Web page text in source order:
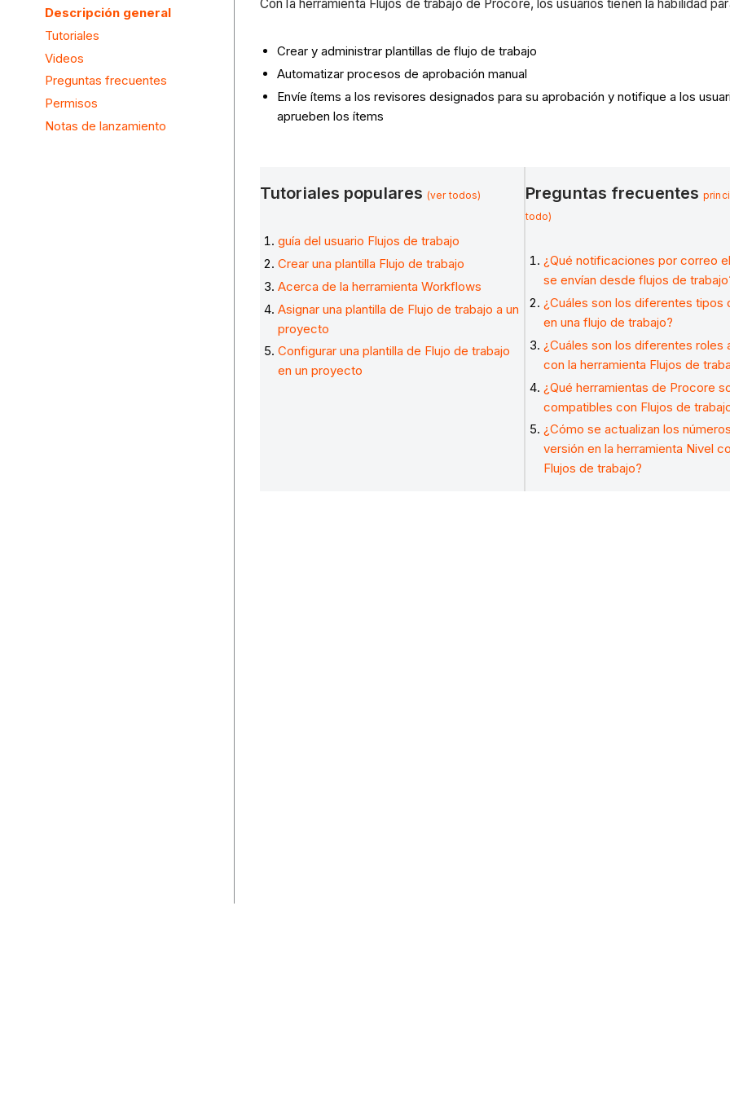
Descripción general
Tutoriales
Videos
Preguntas frecuentes
Permisos
Notas de lanzamiento
Con la herramienta Flujos de trabajo de Procore, los usuarios tienen la habilidad
Crear y administrar plantillas de flujo de trabajo
Automatizar procesos de aprobación manual
Envíe ítems a los revisores designados para su aprobación y notifique a los
aprueben los ítems
Tutoriales populares(ver todos)
guía del usuario Flujos de trabajo
Crear una plantilla Flujo de trabajo
Acerca de la herramienta Workflows
Asignar una plantilla de Flujo de trabajo a un
proyecto
Configurar una plantilla de Flujo de trabajo
en un proyecto
Preguntas frecuentes
todo)
¿Qué notificaciones por correo
se envían desde flujos de
¿Cuáles son los diferentes tipos
en una flujo de trabajo?
¿Cuáles son los diferentes roles
con la herramienta Flujos de
¿Qué herramientas de Procore
compatibles con Flujos de
¿Cómo se actualizan los
versión en la herramienta Nivel
Flujos de trabajo?